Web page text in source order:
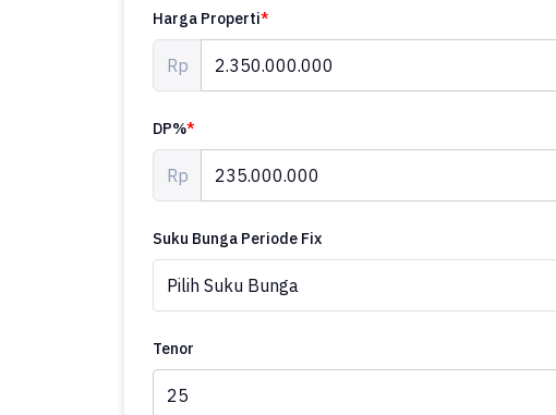
Harga Properti*
Rp
DP%*
Rp
Suku Bunga Periode Fix
Tenor